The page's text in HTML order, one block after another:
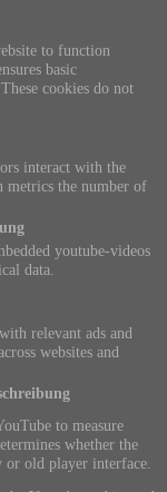
to function
basic
cookies do not
interact with the
metrics the number of
youtube-videos
data.
relevant ads and
websites and
to measure
whether the
or old player interface.